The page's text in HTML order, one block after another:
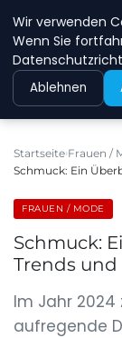
Startseite Frauen /
Schmuck: Ein
FRAUEN / MODE
Schmuck:
Trends
Im Jahr
aufregende
Wir verwenden
Wenn Sie
Ablehnen